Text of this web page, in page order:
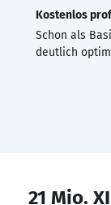
Kostenlos
Schon als
deutlich
21 Mio.